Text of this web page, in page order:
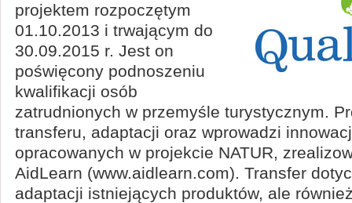
projektem rozpoczętym
01.10.2013 i trwającym do
30.09.2015 r. Jest on
poświęcony podnoszeniu
kwalifikacji osób
zatrudnionych w przemyśle turystycznym.
transferu, adaptacji oraz wprowadzi
opracowanych w projekcie NATUR,
AidLearn (www.aidlearn.com). Transfer
adaptacji istniejących produktów, ale